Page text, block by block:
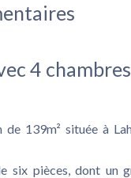
4
de 139m² située à
six pièces, dont un